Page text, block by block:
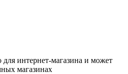
для интернет-магазина и может
магазинах